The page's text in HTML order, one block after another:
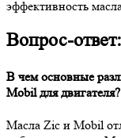
эффективность
Вопрос-ответ:
В чем основные
Mobil для двигателя?
Масла Zic и Mobil